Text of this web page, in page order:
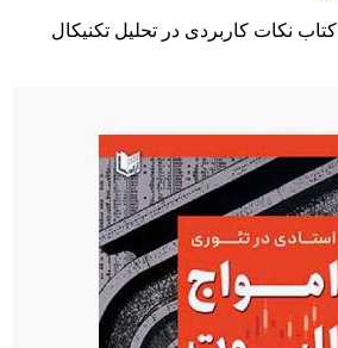
کتاب نکات کاربردی در تحلیل تکنیکال